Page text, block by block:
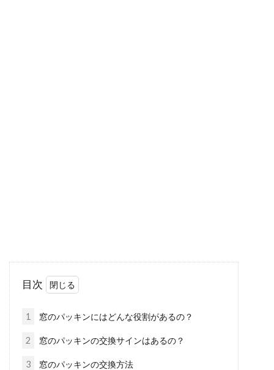
できる防音対策をご紹介
アパートなどの賃貸に住んでいると、物件の構
造によっては隣人の生活音が部屋に響くことが
あります。...
目次
1 窓のパッキンにはどんな役割があるの？
2 窓のパッキンの交換サインはあるの？
3 窓のパッキンの交換方法